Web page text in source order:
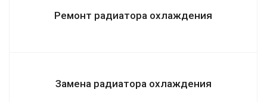
Ремонт радиатора охлаждения
Замена радиатора охлаждения